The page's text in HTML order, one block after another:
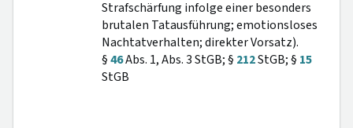
Strafschärfung infolge einer besonders
brutalen Tatausführung; emotionsloses
Nachtatverhalten; direkter Vorsatz).
§46Abs. 1, Abs. 3 StGB; § 212StGB; § 15
StGB